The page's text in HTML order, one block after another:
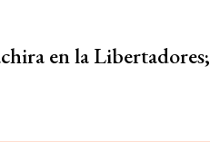
en la Libertadores;